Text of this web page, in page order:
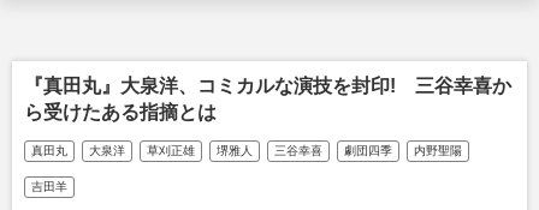
『真田丸』大泉洋、コミカルな演技を封印! 三谷幸喜か
ら受けたある指摘とは
真田丸 大泉洋 草刈正雄 堺雅人 三谷幸喜 劇団四季 内野聖陽
吉田羊